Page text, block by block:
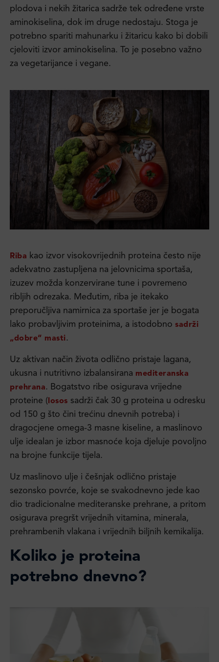
plodova i nekih žitarica sadrže tek određene vrste
aminokiselina, dok im druge nedostaju. Stoga je
potrebno spariti mahunarku i žitaricu kako bi dobili
cjeloviti izvor aminokiselina. To je posebno važno
za vegetarijance i vegane.
Riba kao izvor visokovrijednih proteina često nije
adekvatno zastupljena na jelovnicima sportaša,
izuzev možda konzervirane tune i povremeno
ribljih odrezaka. Međutim, riba je itekako
preporučljiva namirnica za sportaše jer je bogata
lako probavljivim proteinima, a istodobno sadrži
„dobre“ masti.
Uz aktivan način života odlično pristaje lagana,
ukusna i nutritivno izbalansirana mediteranska
prehrana. Bogatstvo ribe osigurava vrijedne
proteine ( losos sadrži čak 30 g proteina u odresku
od 150 g što čini trećinu dnevnih potreba) i
dragocjene omega-3 masne kiseline, a maslinovo
ulje idealan je izbor masnoće koja djeluje povoljno
na brojne funkcije tijela.
Uz maslinovo ulje i češnjak odlično pristaje
sezonsko povrće, koje se svakodnevno jede kao
dio tradicionalne mediteranske prehrane, a pritom
osigurava pregršt vrijednih vitamina, minerala,
prehrambenih vlakana i vrijednih biljnih kemikalija.
Koliko je proteina
potrebno dnevno?